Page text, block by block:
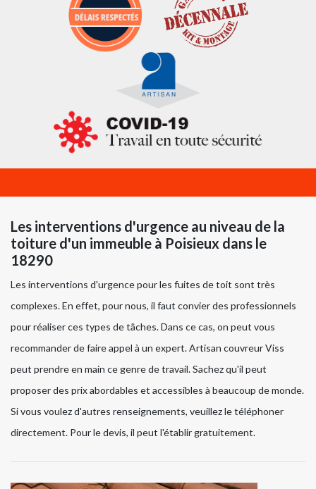
Les interventions d'urgence au niveau de la
toiture d'un immeuble à Poisieux dans le
18290
Les interventions d'urgence pour les fuites de toit sont très
complexes. En effet, pour nous, il faut convier des professionnels
pour réaliser ces types de tâches. Dans ce cas, on peut vous
recommander de faire appel à un expert. Artisan couvreur Viss
peut prendre en main ce genre de travail. Sachez qu'il peut
proposer des prix abordables et accessibles à beaucoup de monde.
Si vous voulez d'autres renseignements, veuillez le téléphoner
directement. Pour le devis, il peut l'établir gratuitement.